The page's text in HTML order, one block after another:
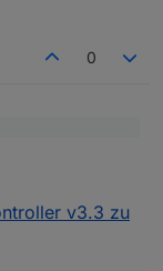
0
entwickelt
iobroker-
v3.3 zu